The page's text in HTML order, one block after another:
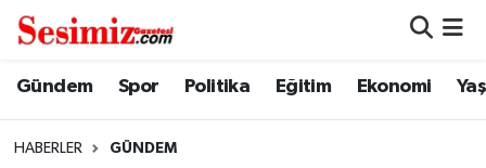
Gündem Spor Politika Eğitim Ekonomi
HABERLER GÜNDEM
Dünya
Nöbetçi Eczaneler
Hava Durumu